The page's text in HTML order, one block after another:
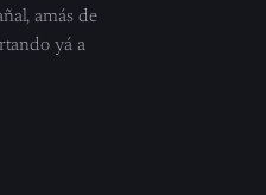
amás de
yá a